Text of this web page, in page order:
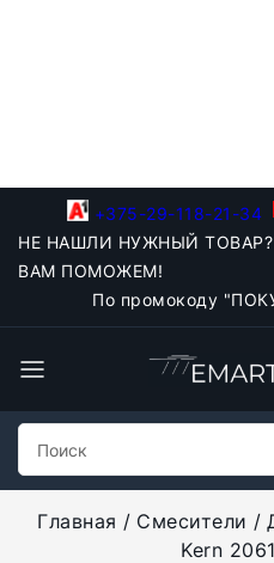
+375-29-118-21-34
НЕ НАШЛИ НУЖНЫЙ
ВАМ ПОМОЖЕМ!
По промокоду
Главная Смесители
Kern